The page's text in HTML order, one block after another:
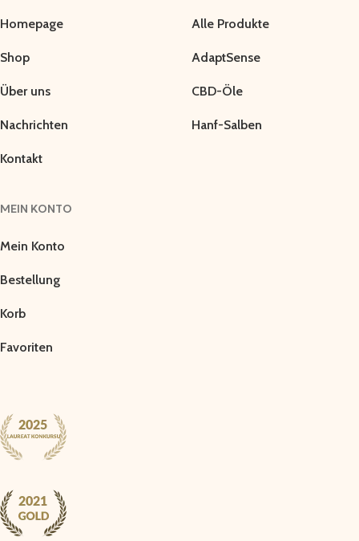
Homepage
Shop
Über uns
Nachrichten
Kontakt
Alle Produkte
AdaptSense
CBD-Öle
Hanf-Salben
MEIN KONTO
Mein Konto
Bestellung
Korb
Favoriten